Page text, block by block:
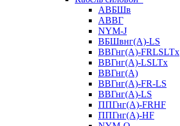
АВБШв
АВВГ
NYM-J
ВБШвнг(А)-LS
ВВГнг(A)-FRLSLTx
ВВГнг(A)-LSLTx
ВВГнг(А)
ВВГнг(А)-FR-LS
ВВГнг(А)-LS
ППГнг(А)-FRHF
ППГнг(А)-HF